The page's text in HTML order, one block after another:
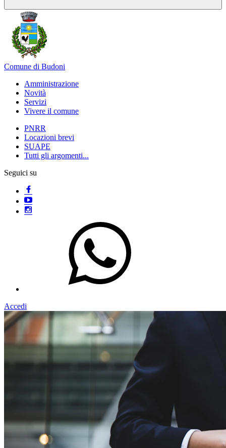
Comune di Budoni
Amministrazione
Novità
Servizi
Vivere il comune
PNRR
Locazioni brevi
SUAPE
Tutti gli argomenti...
Seguici su
Accedi